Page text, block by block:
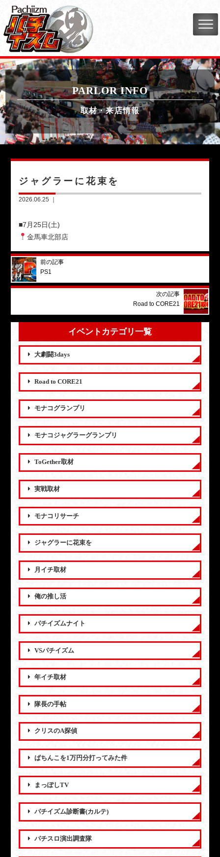
PARLOR INFO
取材・来店情報
ジャグラーに花束を
2026.06.25 ｜
■7月25日(土)
金馬車北部店
前の記事
PS1
次の記事
Road to CORE21
イベントカテゴリ一覧
大劇闘3days
Road to CORE21
モナコグランプリ
モナコジャグラーグランプリ
ToGether取材
実戦取材
モナコリサーチ
ジャグラーに花束を
月イチ取材
俺の推し活
パチイズムナイト
VSパチイズム
年イチ取材
隊長の手帖
クリスのA探偵
ぱちんこを1万円分打ってみた件
まっぽしTV
パチイズム診断書(カルテ)
パチスロ演出調査隊